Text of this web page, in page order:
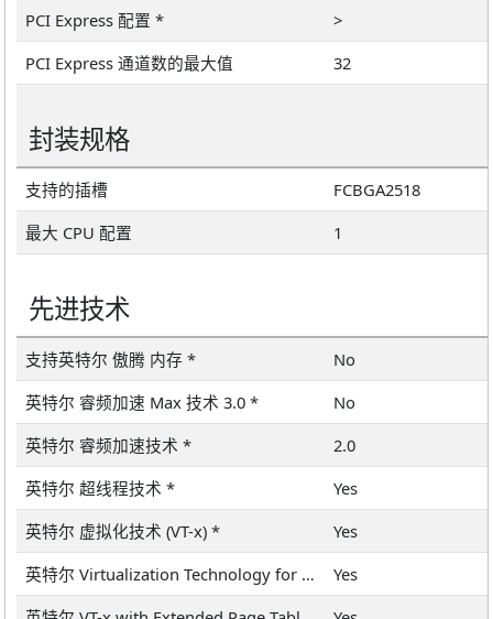
PCI Express 配置 *
>
PCI Express 通道数的最大值
32
封装规格
支持的插槽
FCBGA2518
最大 CPU 配置
1
先进技术
支持英特尔 傲腾 内存 *
No
英特尔 睿频加速 Max 技术 3.0 *
No
英特尔 睿频加速技术 *
2.0
英特尔 超线程技术 *
Yes
英特尔 虚拟化技术 (VT-x) *
Yes
英特尔 Virtualization Technology for Directed I/O (VT-d) *
Yes